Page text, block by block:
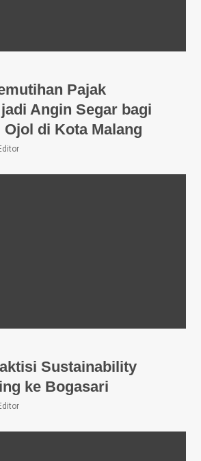
Pajak
Angin Segar bagi
Ojol di Kota Malang
Sustainability
ke Bogasari